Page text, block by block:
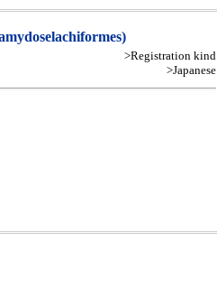
>Registration kind
>Japanese